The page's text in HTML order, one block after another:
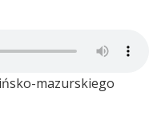
mazurskiego